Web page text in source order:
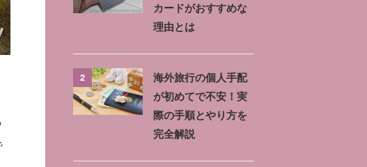
カードがおすすめな
理由とは
2
海外旅行の個人手配
が初めてで不安！実
際の手順とやり方を
完全解説